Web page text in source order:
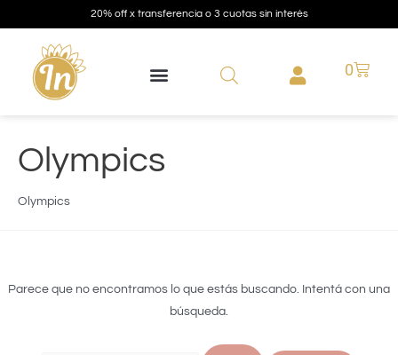
20% off x transferencia o 3 cuotas sin interés
0
Olympics
Olympics
Parece que no encontramos lo que estás buscando. Intentá con una
búsqueda.